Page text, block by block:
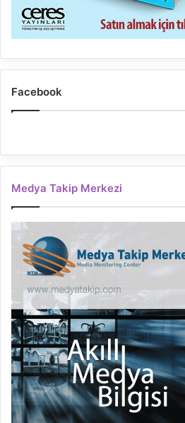
Facebook
Medya Takip Merkezi